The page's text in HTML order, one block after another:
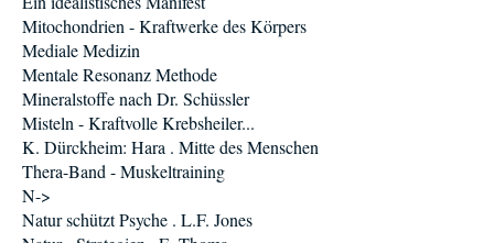
Mitochondrien - Kraftwerke des Körpers
Mediale Medizin
Mentale Resonanz Methode
Mineralstoffe nach Dr. Schüssler
Misteln - Kraftvolle Krebsheiler...
K. Dürckheim: Hara . Mitte des Menschen
Thera-Band - Muskeltraining
N->
Natur schützt Psyche . L.F. Jones